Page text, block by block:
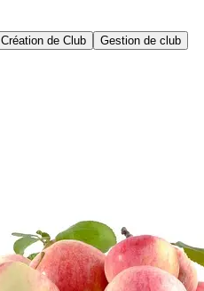
Création de Club
Gestion de club